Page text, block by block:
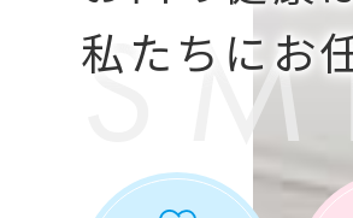
私たちにお